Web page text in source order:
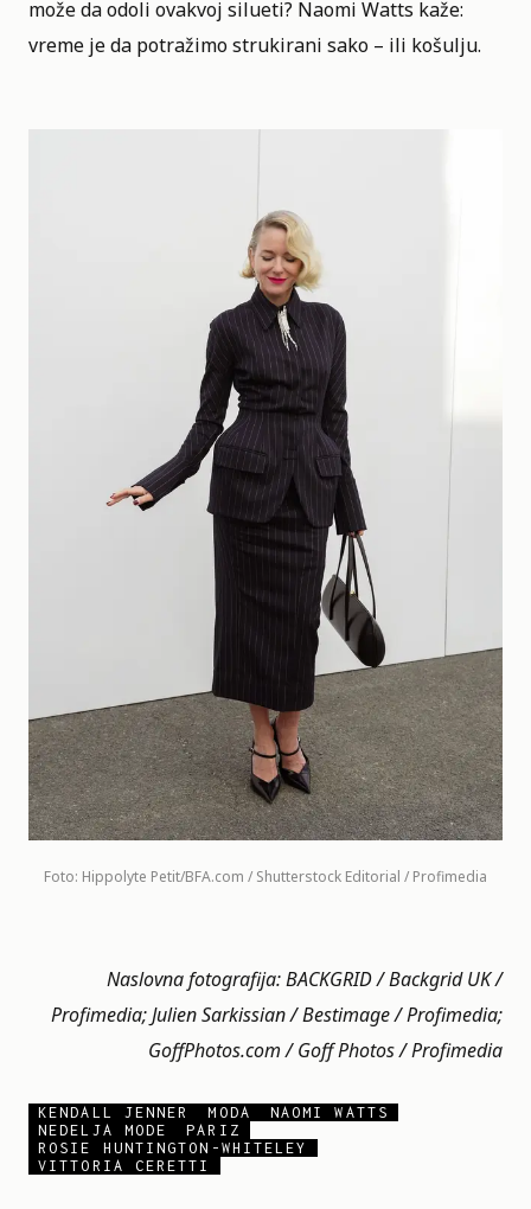
može da odoli ovakvoj silueti? Naomi Watts kaže:
vreme je da potražimo strukirani sako – ili košulju.
Foto: Hippolyte Petit/BFA.com / Shutterstock Editorial / Profimedia
Naslovna fotografija: BACKGRID / Backgrid UK /
Profimedia; Julien Sarkissian / Bestimage / Profimedia;
GoffPhotos.com / Goff Photos / Profimedia
KENDALL JENNER MODA
NAOMI WATTS
NEDELJA MODE
PARIZ
ROSIE HUNTINGTON-WHITELEY
VITTORIA CERETTI